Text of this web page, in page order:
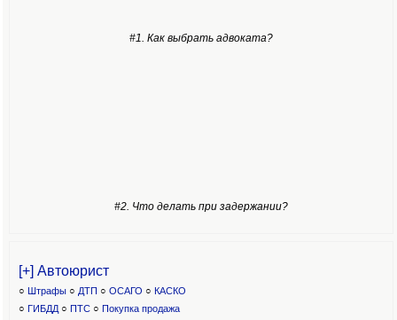
#1. Как выбрать адвоката?
#2. Что делать при задержании?
[+] Автоюрист
○ Штрафы ○ ДТП ○ ОСАГО ○ КАСКО
○ ГИБДД ○ ПТС ○ Покупка продажа